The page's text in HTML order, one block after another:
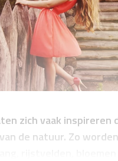
zich vaak inspireren
de natuur. Zo